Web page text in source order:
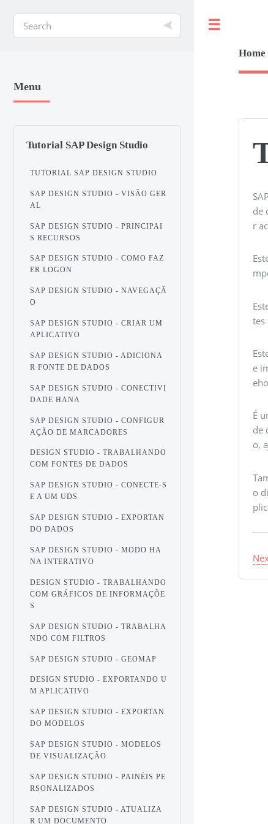
Home
de
r
tes
e
É
de
o,
o
Menu
Tutorial SAP Design Studio
TUTORIAL SAP DESIGN STUDIO
SAP DESIGN STUDIO - VISÃO GER
AL
SAP DESIGN STUDIO - PRINCIPAI
S RECURSOS
SAP DESIGN STUDIO - COMO FAZ
ER LOGON
SAP DESIGN STUDIO - NAVEGAÇÃ
O
SAP DESIGN STUDIO - CRIAR UM
APLICATIVO
SAP DESIGN STUDIO - ADICIONA
R FONTE DE DADOS
SAP DESIGN STUDIO - CONECTIVI
DADE HANA
SAP DESIGN STUDIO - CONFIGUR
AÇÃO DE MARCADORES
DESIGN STUDIO - TRABALHANDO
COM FONTES DE DADOS
SAP DESIGN STUDIO - CONECTE-S
E A UM UDS
SAP DESIGN STUDIO - EXPORTAN
DO DADOS
SAP DESIGN STUDIO - MODO HA
NA INTERATIVO
DESIGN STUDIO - TRABALHANDO
COM GRÁFICOS DE INFORMAÇÕE
S
SAP DESIGN STUDIO - TRABALHA
NDO COM FILTROS
SAP DESIGN STUDIO - GEOMAP
DESIGN STUDIO - EXPORTANDO U
M APLICATIVO
SAP DESIGN STUDIO - EXPORTAN
DO MODELOS
SAP DESIGN STUDIO - MODELOS
DE VISUALIZAÇÃO
SAP DESIGN STUDIO - PAINÉIS PE
RSONALIZADOS
SAP DESIGN STUDIO - ATUALIZA
R UM DOCUMENTO